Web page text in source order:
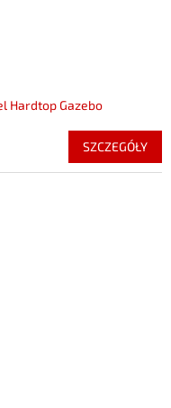
Hardtop Gazebo
SZCZEGÓŁY